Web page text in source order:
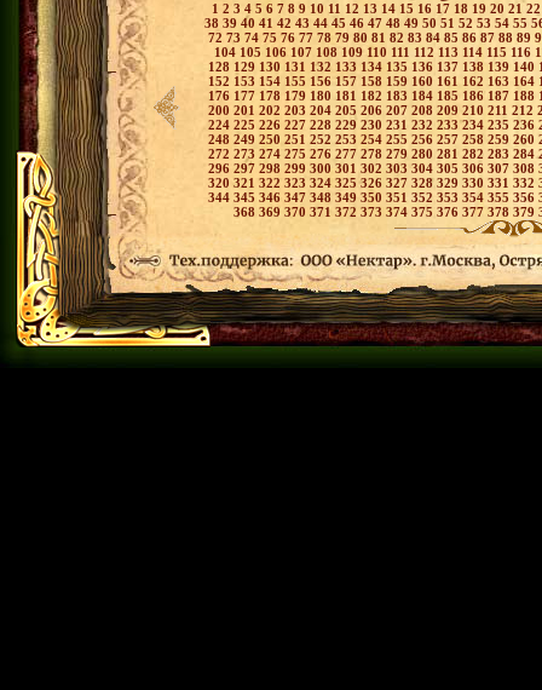
1 2 3 4 5 6 7 8 9 10 11 12 13 14 15 16 17 18 19 20 21
38 39 40 41 42 43 44 45 46 47 48 49 50 51 52 53 54 55
72 73 74 75 76 77 78 79 80 81 82 83 84 85 86 87 88 89
104 105 106 107 108 109 110 111 112 113 114 115 116
128 129 130 131 132 133 134 135 136 137 138 139 140
152 153 154 155 156 157 158 159 160 161 162 163 164
176 177 178 179 180 181 182 183 184 185 186 187 188
200 201 202 203 204 205 206 207 208 209 210 211 212
224 225 226 227 228 229 230 231 232 233234 235 236
248 249 250 251 252 253 254 255 256 257 258 259 260
272 273 274 275 276 277 278 279 280 281 282 283 284
296 297 298 299 300 301 302 303 304 305 306 307 308
320 321 322 323 324 325326 327 328 329 330 331 332
344 345 346 347 348 349 350 351 352 353 354 355 356
368 369 370 371 372 373 374 375 376 377 378 379